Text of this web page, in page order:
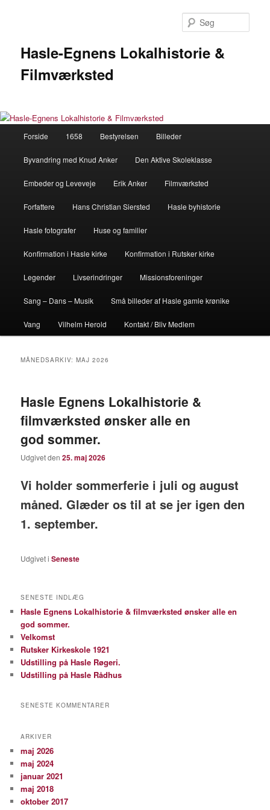
Hasle-Egnens Lokalhistorie &
Filmværksted
Forside 1658 Bestyrelsen Billeder
Byvandring med Knud Anker Den Aktive Skoleklasse
Embeder og Leveveje Erik Anker Filmværksted
Forfattere Hans Christian Siersted Hasle byhistorie
Hasle fotografer Huse og familier
Konfirmation i Hasle kirke Konfirmation i Rutsker kirke
Legender Livserindringer Missionsforeninger
Sang – Dans – Musik Små billeder af Hasle gamle krønike
Vang Vilhelm Herold Kontakt / Bliv Medlem
MÅNEDSARKIV:MAJ 2026
Hasle Egnens Lokalhistorie &
filmværksted ønsker alle en
god sommer.
Udgivet den25. maj 2026
Vi holder sommerferie i juli og august
måned. Glæder os til at se jer igen den
1. september.
Udgivet i Seneste
SENESTE INDLÆG
Hasle Egnens Lokalhistorie & filmværksted ønsker alle en
god sommer.
Velkomst
Rutsker Kirkeskole 1921
Udstilling på Hasle Røgeri.
Udstilling på Hasle Rådhus
SENESTE KOMMENTARER
ARKIVER
maj 2026
maj 2024
januar 2021
maj 2018
oktober 2017